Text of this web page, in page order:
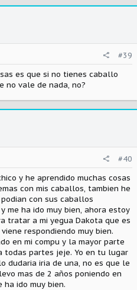
#39
es que si no tienes caballo
no vale de nada, no?
#40
y he aprendido muchas cosas
con mis caballos, tambien he
con sus caballos
me ha ido muy bien, ahora estoy
tratar a mi yegua Dakota que es
respondiendo muy bien.
en mi compu y la mayor parte
todas partes jeje. Yo en tu lugar
dudaria iria de una, no es que le
mas de 2 años poniendo en
ha ido muy bien.